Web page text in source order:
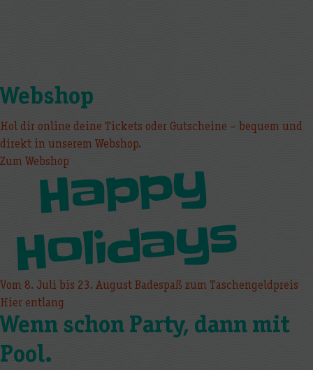
Webshop
Hol dir online deine Tickets oder Gutscheine – bequem und
direkt in unserem Webshop.
Zum Webshop
Vom 8. Juli bis 23. August Badespaß zum Taschengeldpreis
Hier entlang
Wenn schon Party, dann mit
Pool.